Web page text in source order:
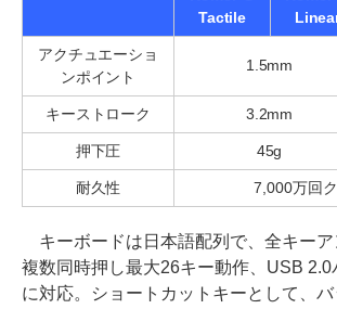
Tactile
アクチュエーショ
ンポイント
1.5mm
キーストローク 3.2mm
押下圧 45g
耐久性 7,000万回
キーボードは日本語配列で、全キーア
複数同時押し最大26キー動作、USB 2.0
に対応。ショートカットキーとして、